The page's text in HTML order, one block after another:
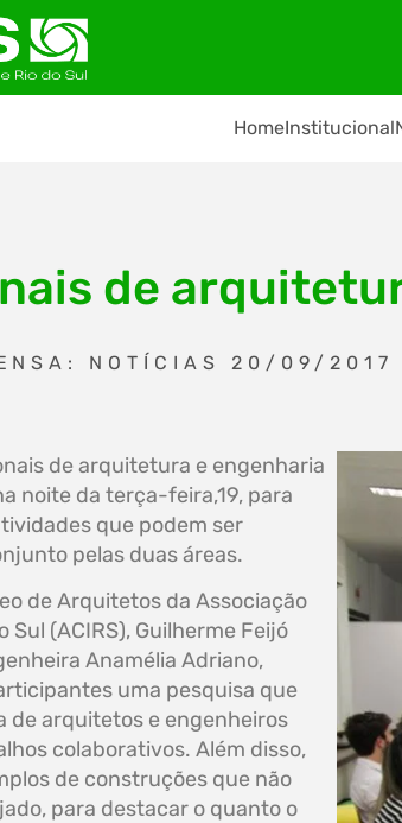
HomeInstitucional
de
NOTÍCIAS 20/09/2017
de arquitetura e engenharia
noite da terça-feira,19, para
que podem ser
pelas duas áreas.
de Arquitetos da Associação
Sul (ACIRS), Guilherme Feijó
Anamélia Adriano,
uma pesquisa que
de arquitetos e engenheiros
colaborativos. Além disso,
de construções que não
para destacar o quanto o